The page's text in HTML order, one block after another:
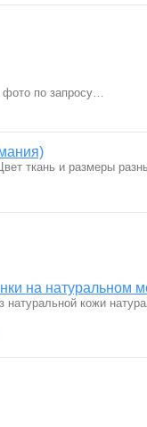
по запросу…
ткань и размеры
на натуральном
кожи